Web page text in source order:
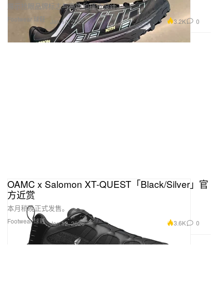
Footwear 球鞋
展示抢眼品牌标志与高饱和撞色设计。
Jan 14, 2026 3.2K 0
Footwear 球鞋
OAMC x Salomon XT-QUEST「Black/Silver」官
方近赏
本月稍晚正式发售。
Jan 12, 2026 3.6K 0